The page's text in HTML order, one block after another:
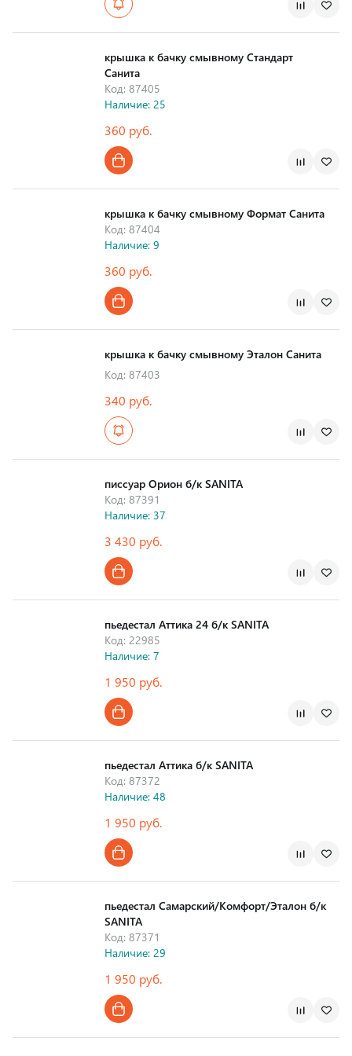
крышка к бачку смывному Стандарт
Санита
Код: 87405
Наличие: 25
360 руб.
крышка к бачку смывному Формат Санита
Код: 87404
Наличие: 9
360 руб.
крышка к бачку смывному Эталон Санита
Код: 87403
340 руб.
писсуар Орион б/к SANITA
Код: 87391
Наличие: 37
3 430 руб.
пьедестал Аттика 24 б/к SANITA
Код: 22985
Наличие: 7
1 950 руб.
пьедестал Аттика б/к SANITA
Код: 87372
Наличие: 48
1 950 руб.
пьедестал Самарский/Комфорт/Эталон б/к
SANITA
Код: 87371
Наличие: 29
1 950 руб.